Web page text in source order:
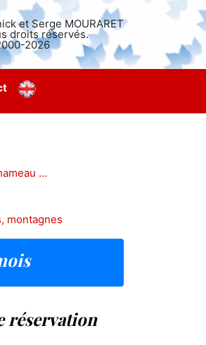
et Serge MOURARET
droits réservés.
2026
...
montagnes
réservation